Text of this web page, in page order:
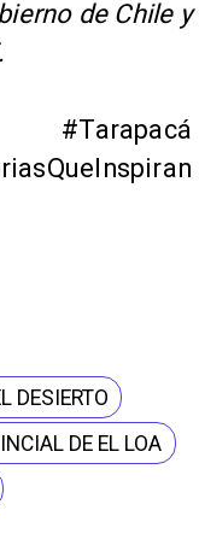
de Chile y
#Tarapacá
DESIERTO
DE EL LOA